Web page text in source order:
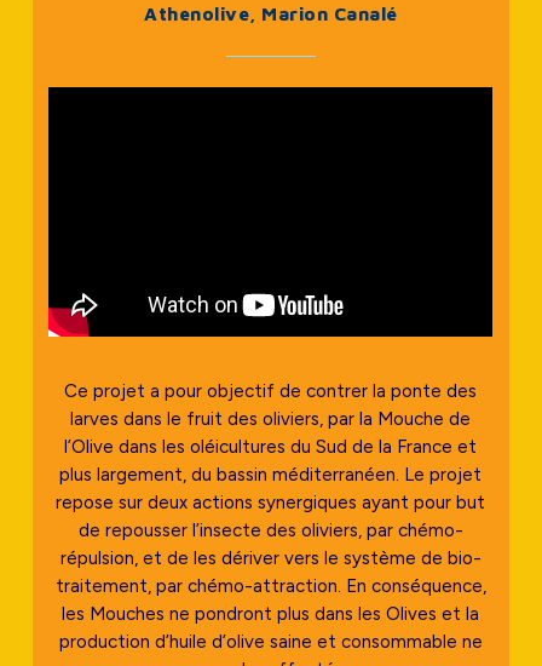
Athenolive, Marion Canalé
Ce projet a pour objectif de contrer la ponte des
larves dans le fruit des oliviers, par la Mouche de
l’Olive dans les oléicultures du Sud de la France et
plus largement, du bassin méditerranéen. Le projet
repose sur deux actions synergiques ayant pour but
de repousser l’insecte des oliviers, par chémo-
répulsion, et de les dériver vers le système de bio-
traitement, par chémo-attraction. En conséquence,
les Mouches ne pondront plus dans les Olives et la
production d’huile d’olive saine et consommable ne